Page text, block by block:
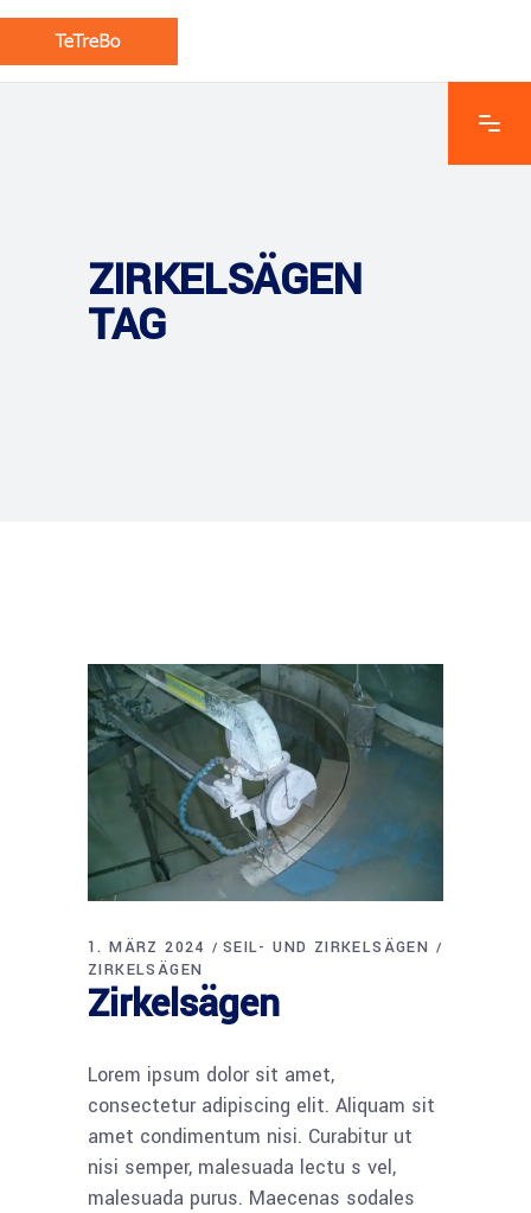
ZIRKELSÄGEN
TAG
1. MÄRZ 2024
SEIL- UND ZIRKELSÄGEN
ZIRKELSÄGEN
Zirkelsägen
Lorem ipsum dolor sit amet,
consectetur adipiscing elit. Aliquam sit
amet condimentum nisi. Curabitur ut
nisi semper, malesuada lectu s vel,
malesuada purus. Maecenas sodales